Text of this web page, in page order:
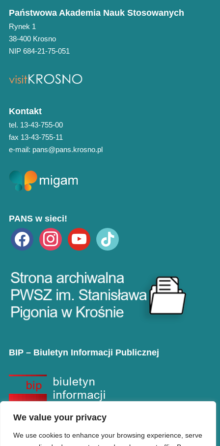
We value your privacy
We use cookies to enhance your browsing experience, serve
Państwowa Akademia Nauk Stosowanych
Rynek 1
38-400 Krosno
NIP 684-21-75-051
Kontakt
tel. 13-43-755-00
fax 13-43-755-11
e-mail: pans@pans.krosno.pl
PANS w sieci!
facebook instagramyoutube tiktok
BIP – Biuletyn Informacji Publicznej